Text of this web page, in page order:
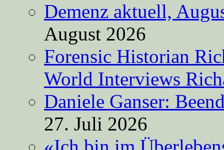
Demenz aktuell,
August 2026
Forensic Historian
World Interviews
Daniele Ganser:
27. Juli 2026